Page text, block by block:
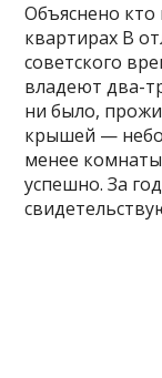
Объяснено
квартирах В
советского
владеют два-
ни было,
крышей —
менее
успешно. За